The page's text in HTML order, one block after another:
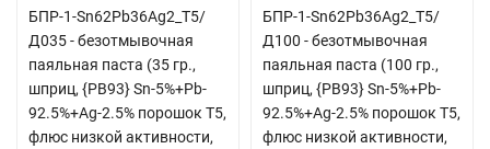
БПР-1-Sn62Pb36Ag2_Т5/
Д035 - безотмывочная
паяльная паста (35 гр.,
шприц, {PB93} Sn-5%+Pb-
92.5%+Ag-2.5% порошок Т5,
флюс низкой активности,
БПР-1-Sn62Pb36Ag2_Т5/
Д100 - безотмывочная
паяльная паста (100 гр.,
шприц, {PB93} Sn-5%+Pb-
92.5%+Ag-2.5% порошок Т5,
флюс низкой активности,